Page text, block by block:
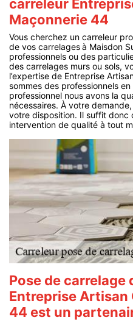
carreleur
Maçonnerie 44
Vous cherchez un carreleur
de vos carrelages à Maisdon
professionnels ou des
des carrelages murs ou sols,
l’expertise de Entreprise
sommes des professionnels
professionnel nous avons la
nécessaires. À votre
votre disposition. Il suffit donc
intervention de qualité à tout
Pose de carrelage
Entreprise Artisan
44 est un